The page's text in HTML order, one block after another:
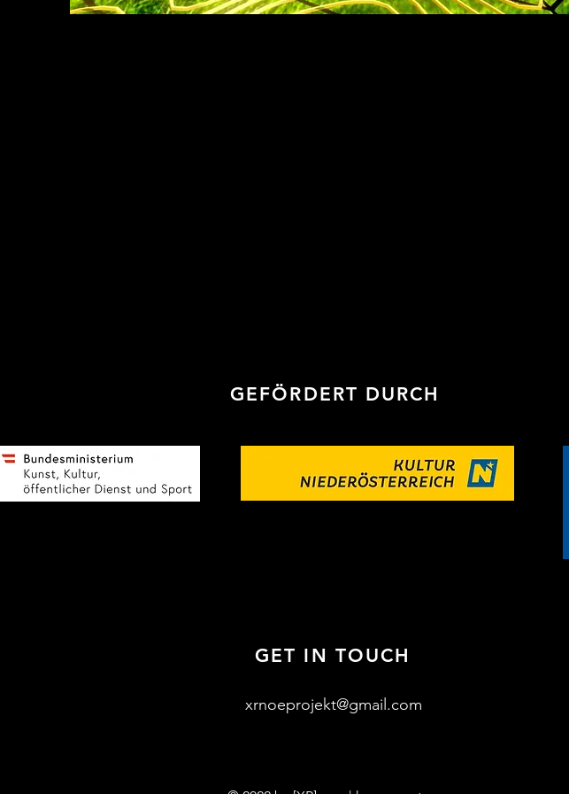
GEFÖRDERT DURCH
GET IN TOUCH
xrnoeprojekt@gmail.com